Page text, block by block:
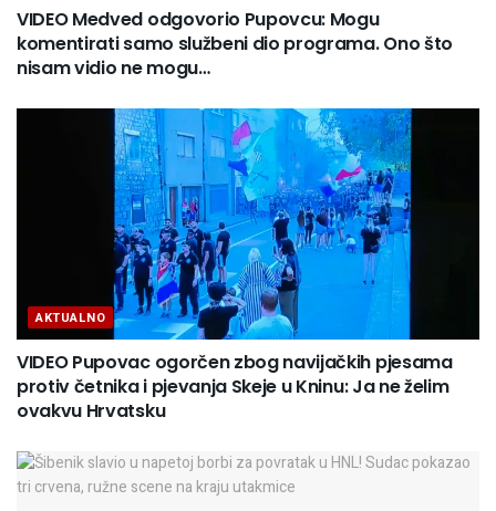
VIDEO Medved odgovorio Pupovcu: Mogu
komentirati samo službeni dio programa. Ono što
nisam vidio ne mogu…
AKTUALNO
VIDEO Pupovac ogorčen zbog navijačkih pjesama
protiv četnika i pjevanja Skeje u Kninu: Ja ne želim
ovakvu Hrvatsku